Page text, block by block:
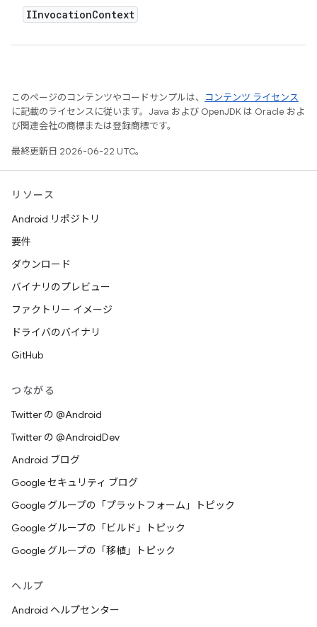
IInvocationContext
このページのコンテンツやコードサンプルは、
コンテンツ ライセンス
に記載のライセンスに従います。Java および OpenJDK は Oracle およ
び関連会社の商標または登録商標です。
最終更新日 2026-06-22 UTC。
リソース
Android リポジトリ
要件
ダウンロード
バイナリのプレビュー
ファクトリー イメージ
ドライバのバイナリ
GitHub
つながる
Twitter の @Android
Twitter の @AndroidDev
Android ブログ
Google セキュリティ ブログ
Google グループの「プラットフォーム」トピック
Google グループの「ビルド」トピック
Google グループの「移植」トピック
ヘルプ
Android ヘルプセンター